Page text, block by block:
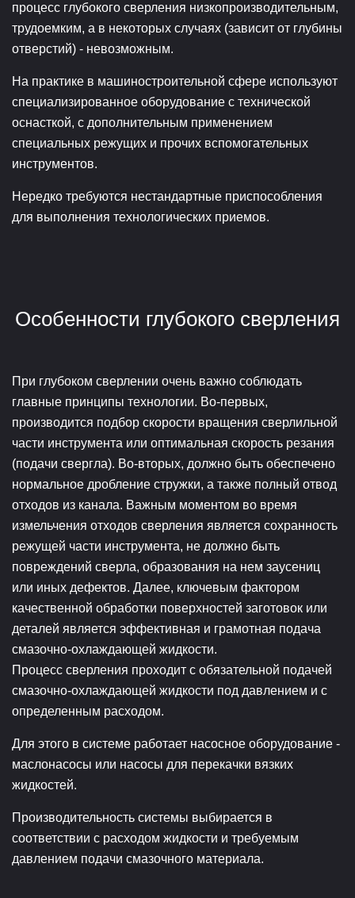
процесс глубокого сверления низкопроизводительным,
трудоемким, а в некоторых случаях (зависит от глубины
отверстий) - невозможным.
На практике в машиностроительной сфере используют
специализированное оборудование с технической
оснасткой, с дополнительным применением
специальных режущих и прочих вспомогательных
инструментов.
Нередко требуются нестандартные приспособления
для выполнения технологических приемов.
Особенности глубокого сверления
При глубоком сверлении очень важно соблюдать
главные принципы технологии. Во-первых,
производится подбор скорости вращения сверлильной
части инструмента или оптимальная скорость резания
(подачи свергла). Во-вторых, должно быть обеспечено
нормальное дробление стружки, а также полный отвод
отходов из канала. Важным моментом во время
измельчения отходов сверления является сохранность
режущей части инструмента, не должно быть
повреждений сверла, образования на нем заусениц
или иных дефектов. Далее, ключевым фактором
качественной обработки поверхностей заготовок или
деталей является эффективная и грамотная подача
смазочно-охлаждающей жидкости.
Процесс сверления проходит с обязательной подачей
смазочно-охлаждающей жидкости под давлением и с
определенным расходом.
Для этого в системе работает насосное оборудование -
маслонасосы или насосы для перекачки вязких
жидкостей.
Производительность системы выбирается в
соответствии с расходом жидкости и требуемым
давлением подачи смазочного материала.